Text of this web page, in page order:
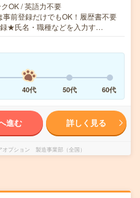
OK / 英語力不要
前登録だけでもOK！履歴書不要
★氏名・職種などを入力す…
40代 50代 60代
進む 詳しく見る
オプション 製造事業部（全国）